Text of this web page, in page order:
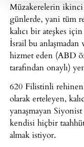
Müzakerelerin ikinci
günlerde, yani tüm
kalıcı bir ateşkes
İsrail bu anlaşmadan
hizmet eden (ABD
tarafından onaylı)
620 Filistinli
olarak erteleyen,
yanaşmayan
kendisi hiçbir
almak istiyor.